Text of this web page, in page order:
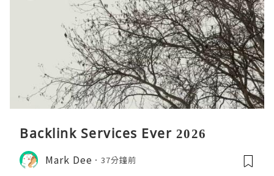
Backlink Services Ever 2026
Mark Dee 37分鐘前